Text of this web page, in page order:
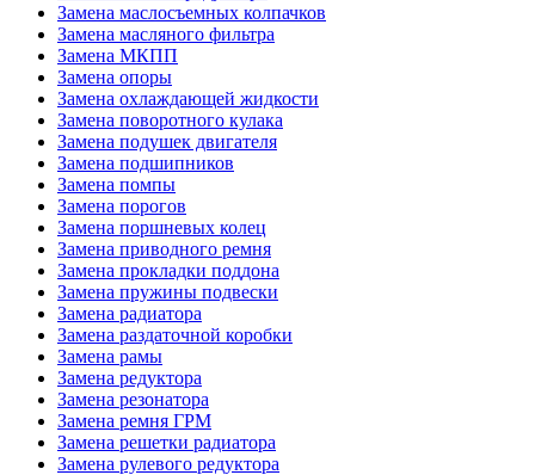
Замена маслосъемных колпачков
Замена масляного фильтра
Замена МКПП
Замена опоры
Замена охлаждающей жидкости
Замена поворотного кулака
Замена подушек двигателя
Замена подшипников
Замена помпы
Замена порогов
Замена поршневых колец
Замена приводного ремня
Замена прокладки поддона
Замена пружины подвески
Замена радиатора
Замена раздаточной коробки
Замена рамы
Замена редуктора
Замена резонатора
Замена ремня ГРМ
Замена решетки радиатора
Замена рулевого редуктора